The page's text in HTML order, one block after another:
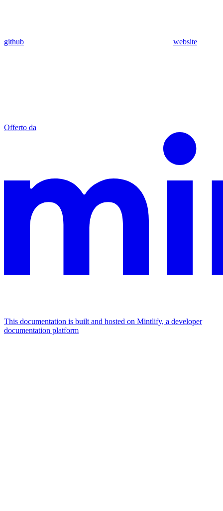
github website
Offerto da
This documentation is built and hosted on Mintlify, a developer
documentation platform